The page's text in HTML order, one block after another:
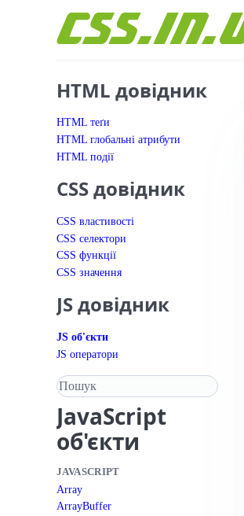
HTML довідник
HTML теґи
HTML глобальні атрибути
HTML події
CSS довідник
CSS властивості
CSS селектори
CSS функції
CSS значення
JS довідник
JS об'єкти
JS оператори
Пошук у довіднику
JavaScript
об'єкти
JAVASCRIPT
Array
ArrayBuffer